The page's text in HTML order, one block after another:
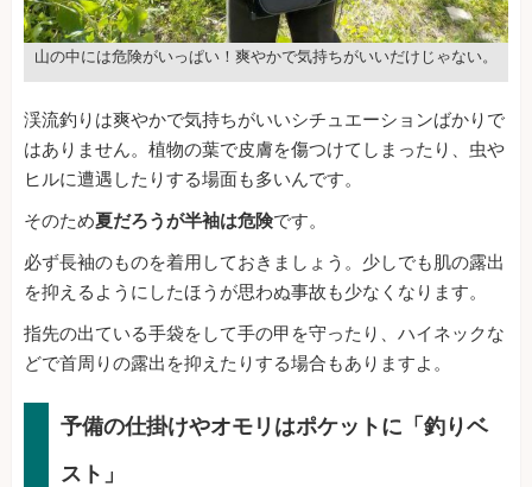
山の中には危険がいっぱい！爽やかで気持ちがいいだけじゃない。
渓流釣りは爽やかで気持ちがいいシチュエーションばかりで
はありません。植物の葉で皮膚を傷つけてしまったり、虫や
ヒルに遭遇したりする場面も多いんです。
そのため夏だろうが半袖は危険です。
必ず長袖のものを着用しておきましょう。少しでも肌の露出
を抑えるようにしたほうが思わぬ事故も少なくなります。
指先の出ている手袋をして手の甲を守ったり、ハイネックな
どで首周りの露出を抑えたりする場合もありますよ。
予備の仕掛けやオモリはポケットに「釣りベ
スト」